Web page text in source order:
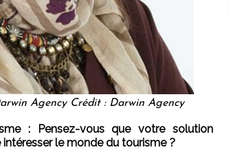
Agency Crédit : Darwin Agency
: Pensez-vous que votre solution
intéresser le monde du tourisme ?